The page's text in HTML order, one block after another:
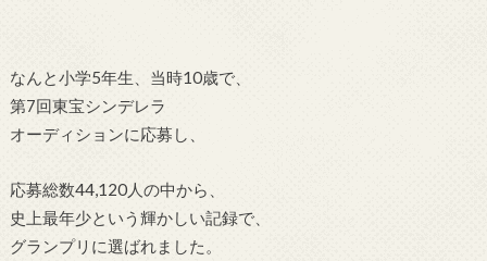
なんと小学5年生、当時10歳で、
第7回東宝シンデレラ
オーディションに応募し、
応募総数44,120人の中から、
史上最年少という輝かしい記録で、
グランプリに選ばれました。